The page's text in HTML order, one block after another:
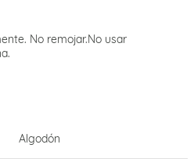
No remojar.No usar
Algodón